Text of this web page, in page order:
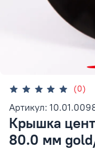
(0)
Артикул:
Крышка
80.0 мм